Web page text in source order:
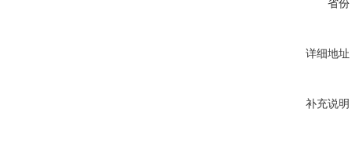
省份
详细地址
补充说明